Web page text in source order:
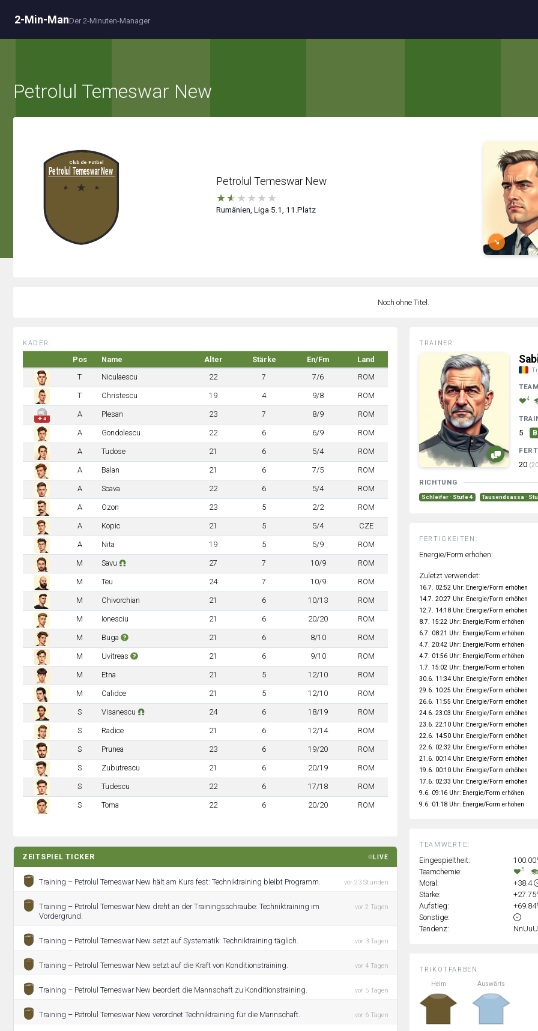
2-Min-ManDer 2-Minuten-Manager
Petrolul Temeswar New
Petrolul Temeswar New
★★ ★ ★ ★ ★
Rumänien, Liga 5.1, 11.Platz
↘
Noch ohne Titel.
KADER:
Pos Name Alter Stärke En/Fm
Land
T
Niculaescu 22 7 7/6 ROM
T Christescu 19 4 9/8 ROM
✚ 4
A Plesan 23 7 8/9 ROM
A Gondolescu 22 6 6/9 ROM
A Tudose 21 6 5/4 ROM
A Balan 21 6 7/5 ROM
A Soava 22 6 5/4 ROM
A Ozon 23 5 2/2 ROM
A Kopic 21 5 5/4 CZE
A Nita 19 5 5/9 ROM
M Savu 27 7 10/9 ROM
M Teu 24 7 10/9 ROM
M Chivorchian 21 6 10/13 ROM
M Ionesciu 21 6 20/20 ROM
M Buga 21 6 8/10 ROM
M Uvitreas 21 6 9/10 ROM
M Etna 21 5 12/10 ROM
M Calidce 21 5 12/10 ROM
S Visanescu 24 6 18/19 ROM
S Radice 21 6 12/14 ROM
S Prunea 23 6 19/20 ROM
S Zubutrescu 21 6 20/19 ROM
S Tudescu 22 6 17/18 ROM
S Toma 22 6 20/20 ROM
ZEITSPIEL TICKER LIVE
Training – Petrolul Temeswar New hält am Kurs fest: Techniktraining bleibt Programm. vor 23 Stunden
Training – Petrolul Temeswar New dreht an der Trainingsschraube: Techniktraining im
Vordergrund.
vor 2 Tagen
Training – Petrolul Temeswar New setzt auf Systematik: Techniktraining täglich. vor 3 Tagen
Training – Petrolul Temeswar New setzt auf die Kraft von Konditionstraining. vor 4 Tagen
Training – Petrolul Temeswar New beordert die Mannschaft zu Konditionstraining. vor 5 Tagen
Training – Petrolul Temeswar New verordnet Techniktraining für die Mannschaft. vor 6 Tagen
TRIKOTFARBEN:
Heim
Auswärts
TEAMWERTE:
Eingespieltheit:
Teamchemie:
5
Moral:
+38.4
Stärke:
Aufstieg:
Sonstige:
Tendenz:
TRAINER:
4
5
20
RICHTUNG
Schleifer · Stufe 4 Tausendsassa ·
FERTIGKEITEN:
Energie/Form erhöhen:
Zuletzt verwendet:
16.7. 02:52 Uhr: Energie/Form erhöhen
14.7. 20:27 Uhr: Energie/Form erhöhen
12.7. 14:18 Uhr: Energie/Form erhöhen
8.7. 15:22 Uhr: Energie/Form erhöhen
6.7. 08:21 Uhr: Energie/Form erhöhen
4.7. 20:42 Uhr: Energie/Form erhöhen
4.7. 01:56 Uhr: Energie/Form erhöhen
1.7. 15:02 Uhr: Energie/Form erhöhen
30.6. 11:34 Uhr: Energie/Form erhöhen
29.6. 10:25 Uhr: Energie/Form erhöhen
26.6. 11:55 Uhr: Energie/Form erhöhen
24.6. 23:03 Uhr: Energie/Form erhöhen
23.6. 22:10 Uhr: Energie/Form erhöhen
22.6. 14:50 Uhr: Energie/Form erhöhen
22.6. 02:32 Uhr: Energie/Form erhöhen
21.6. 00:14 Uhr: Energie/Form erhöhen
19.6. 00:10 Uhr: Energie/Form erhöhen
17.6. 02:33 Uhr: Energie/Form erhöhen
9.6. 09:16 Uhr: Energie/Form erhöhen
9.6. 01:18 Uhr: Energie/Form erhöhen